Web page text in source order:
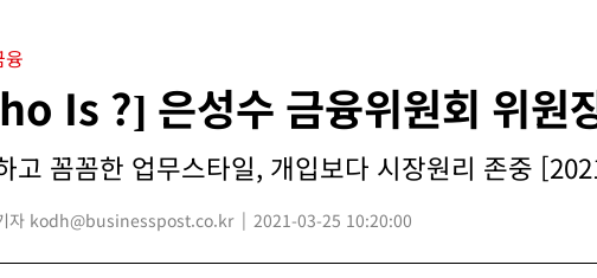
융
Is ?] 은성수 금융위원회 위원
고 꼼꼼한 업무스타일, 개입보다 시장원리 존중
자 kodh@businesspost.co.kr 2021-03-25 10:20:00